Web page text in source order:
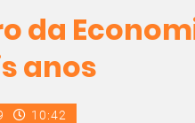
da
anos
10:42